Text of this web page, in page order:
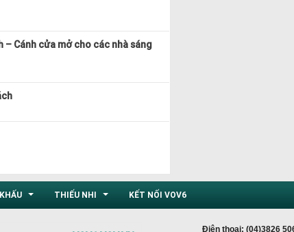
Cánh cửa mở cho các nhà sáng
THIẾU NHI KẾT NỐI VOV6
Điện thoại: (04)3826